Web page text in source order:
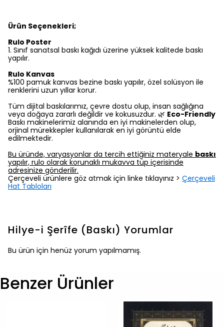
Ürün Seçenekleri;
Rulo Poster
1.⁠ ⁠Sınıf sanatsal baskı kağıdı üzerine yüksek kalitede baskı
yapılır.
Rulo Kanvas
%100 pamuk kanvas bezine baskı yapılır, özel solüsyon ile
renklerini uzun yıllar korur.
Tüm dijital baskılarımız, çevre dostu olup, insan sağlığına
veya doğaya zararlı değildir ve kokusuzdur. 🌿 Eco-Friendly
Baskı makinelerimiz alanında en iyi makinelerden olup,
orjinal mürekkepler kullanılarak en iyi görüntü elde
edilmektedir.
Bu üründe, varyasyonlar da tercih ettiğiniz materyale baskı
yapılır, rulo olarak korunaklı mukavva tüp içerisinde
adresinize gönderilir.
Çerçeveli ürünlere göz atmak için linke tıklayınız > Çerçeveli
Hat Tabloları
Hilye-i Şerîfe (Baskı) Yorumlar
Bu ürün için henüz yorum yapılmamış.
Benzer Ürünler